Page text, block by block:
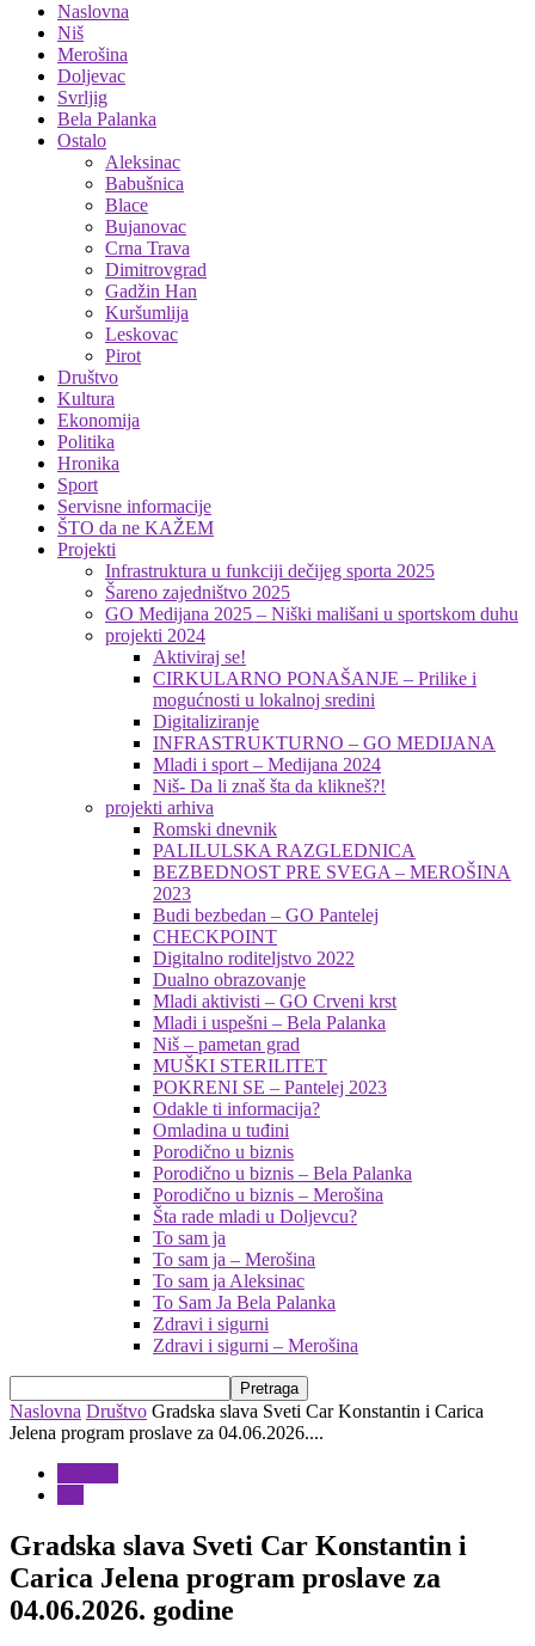
Naslovna
Niš
Merošina
Doljevac
Svrljig
Bela Palanka
Ostalo
Aleksinac
Babušnica
Blace
Bujanovac
Crna Trava
Dimitrovgrad
Gadžin Han
Kuršumlija
Leskovac
Pirot
Društvo
Kultura
Ekonomija
Politika
Hronika
Sport
Servisne informacije
ŠTO da ne KAŽEM
Projekti
Infrastruktura u funkciji dečijeg sporta 2025
Šareno zajedništvo 2025
GO Medijana 2025 – Niški mališani u sportskom duhu
projekti 2024
Aktiviraj se!
CIRKULARNO PONAŠANJE – Prilike i
mogućnosti u lokalnoj sredini
Digitaliziranje
INFRASTRUKTURNO – GO MEDIJANA
Mladi i sport – Medijana 2024
Niš- Da li znaš šta da klikneš?!
projekti arhiva
Romski dnevnik
PALILULSKA RAZGLEDNICA
BEZBEDNOST PRE SVEGA – MEROŠINA
2023
Budi bezbedan – GO Pantelej
CHECKPOINT
Digitalno roditeljstvo 2022
Dualno obrazovanje
Mladi aktivisti – GO Crveni krst
Mladi i uspešni – Bela Palanka
Niš – pametan grad
MUŠKI STERILITET
POKRENI SE – Pantelej 2023
Odakle ti informacija?
Omladina u tuđini
Porodično u biznis
Porodično u biznis – Bela Palanka
Porodično u biznis – Merošina
Šta rade mladi u Doljevcu?
To sam ja
To sam ja – Merošina
To sam ja Aleksinac
To Sam Ja Bela Palanka
Zdravi i sigurni
Zdravi i sigurni – Merošina
Naslovna Društvo Gradska slava Sveti Car Konstantin i Carica
Jelena program proslave za 04.06.2026....
Gradska slava Sveti Car Konstantin i
Carica Jelena program proslave za
04.06.2026. godine